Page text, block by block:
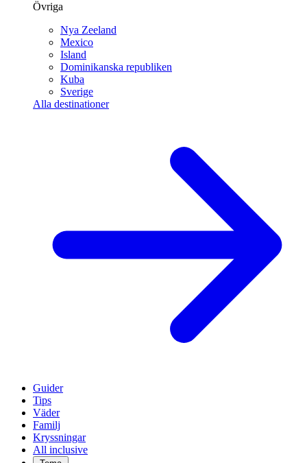
Övriga
Nya Zeeland
Mexico
Island
Dominikanska republiken
Kuba
Sverige
Alla destinationer
Guider
Tips
Väder
Familj
Kryssningar
All inclusive